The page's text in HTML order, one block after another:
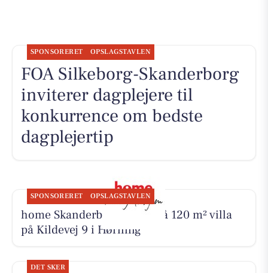
SPONSORERET OPSLAGSTAVLEN
FOA Silkeborg-Skanderborg
inviterer dagplejere til
konkurrence om bedste
dagplejertip
SPONSORERET OPSLAGSTAVLEN
home Skanderborg byder på 120 m² villa
på Kildevej 9 i Hørning
DET SKER